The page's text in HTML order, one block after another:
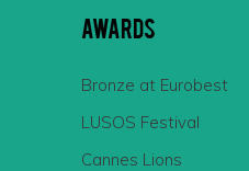
Awards
Bronze at Eurobest
LUSOS Festival
Cannes Lions